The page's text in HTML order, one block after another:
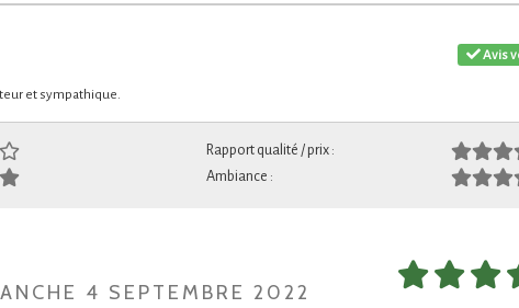
Avis
et sympathique.
Rapport qualité / prix :
Ambiance :
4 SEPTEMBRE 2022